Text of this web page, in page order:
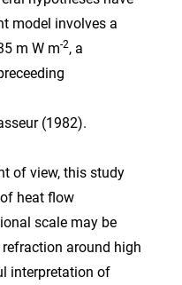
model involves a
m W m-2, a
(1982).
of view, this study
heat flow
scale may be
around high
interpretation of